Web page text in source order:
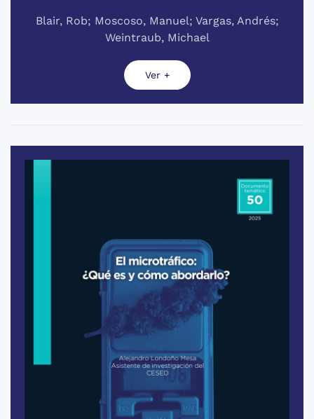
Blair, Rob; Moscoso, Manuel; Vargas, Andrés;
Weintraub, Michael
Ver +